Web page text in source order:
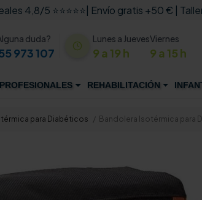
4,8/5 ⭐⭐⭐⭐⭐| Envío gratis +50 € |
duda?
973 107
Lunes a Jueves
9 a 19 h
Viernes
9 a 15 h
PROFESIONALES REHABILITACIÓN
para Diabéticos Bandolera Isotérmica para